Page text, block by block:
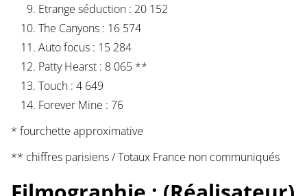
Etrange séduction : 20 152
The Canyons : 16 574
Auto focus : 15 284
Patty Hearst : 8 065 **
Touch : 4 649
Forever Mine : 76
* fourchette approximative
** chiffres parisiens / Totaux France non communiqués